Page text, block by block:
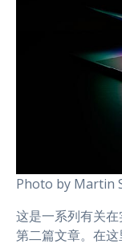
Photo by Martin
这是一系列有关
第二篇文章。在